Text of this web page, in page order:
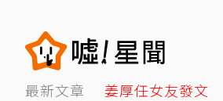
最新文章 姜厚任女友發文